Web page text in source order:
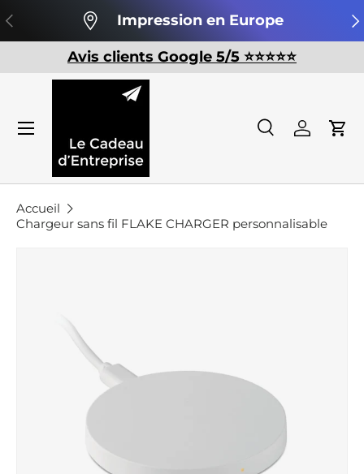
Aller au contenu
Précédent Impression en Europe
Avis clients Google 5/5 ⭐️⭐️⭐️⭐️⭐️
Recherche
Recherche
Se
Accueil
Chargeur sans fil FLAKE CHARGER personnalisable